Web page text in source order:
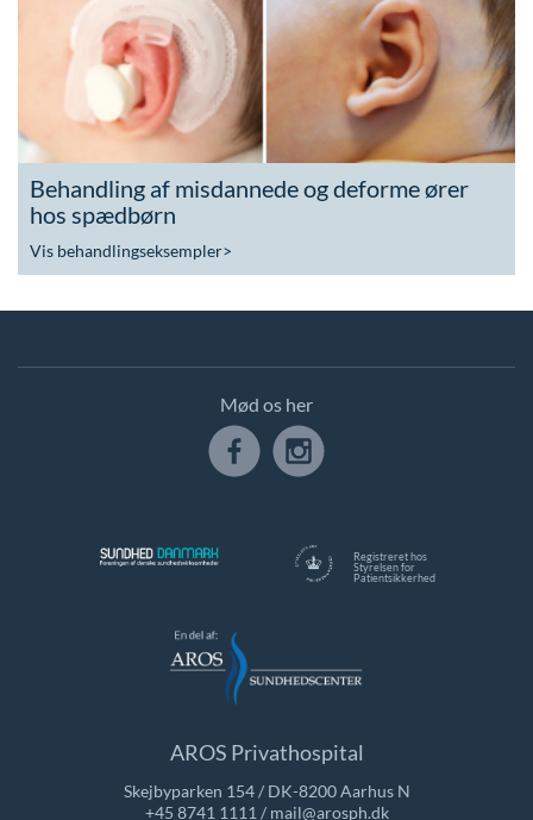
Behandling af misdannede og deforme ører
hos spædbørn
Vis behandlingseksempler>
Registreret hos
Styrelsen for
Patientsikkerhed
Mød os her
AROS Privathospital
Skejbyparken 154 / DK-8200 Aarhus N
+45 8741 1111 / mail@arosph.dk